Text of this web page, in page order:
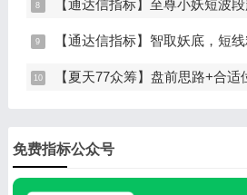
【通达信指标】至尊小妖短波段起
【通达信指标】智取妖底，短线精准抄底
【夏天77众筹】盘前思路+合适位
免费指标公众号